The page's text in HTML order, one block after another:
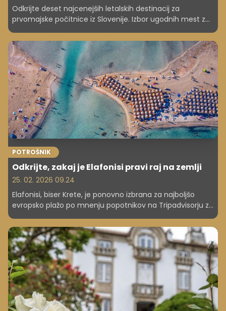
Odkrijte deset najcenejših letalskih destinacij za
prvomajske počitnice iz Slovenije. Izbor ugodnih mest z
POTROŠNIK
Odkrijte, zakaj je Elafonisi pravi raj na zemlji
25. 02. 2026 09.24
Elafonisi, biser Krete, je ponovno izbrana za najboljšo
evropsko plažo po mnenju popotnikov na Tripadvisorju za
pesku, turkiznem morju in razlogih za globalno
priljubljenost. Zakaj Kreta kraljuje na svetovnih lestvicah?